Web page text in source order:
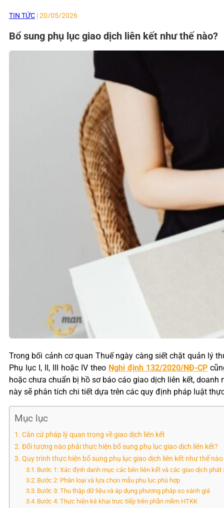
TIN TỨC | 20/05/2026
Bổ sung phụ lục giao dịch liên kết như thế nào?
Trong bối cảnh cơ quan Thuế ngày càng siết chặt quản lý
Phụ lục I, II, III hoặc IV theo Nghị định 132/2020/NĐ-CP
hoặc chưa chuẩn bị hồ sơ báo cáo giao dịch liên kết,
này sẽ phân tích chi tiết dựa trên các quy định pháp luật
Mục lục
Căn cứ pháp lý quan trọng về giao dịch liên kết
Đối tượng nào phải thực hiện bổ sung phụ lục giao dịch liên kết?
Quy trình thực hiện bổ sung phụ lục giao dịch liên kết như thế
Bước 1: Xác định danh mục các bên liên kết và các giao dịch phát
Bước 2: Phân loại và lựa chọn mẫu phụ lục phù hợp
Bước 3: Thu thập dữ liệu và áp dụng phương pháp so sánh giá
Bước 4: Thực hiện kê khai trực tiếp trên phần mềm HTKK